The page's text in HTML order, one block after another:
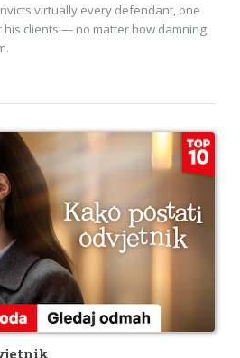
virtually every defendant, one
clients — no matter how damning